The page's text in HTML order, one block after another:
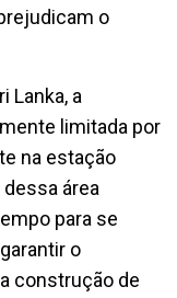
o
Lanka, a
limitada por
na estação
área
para se
o
construção de